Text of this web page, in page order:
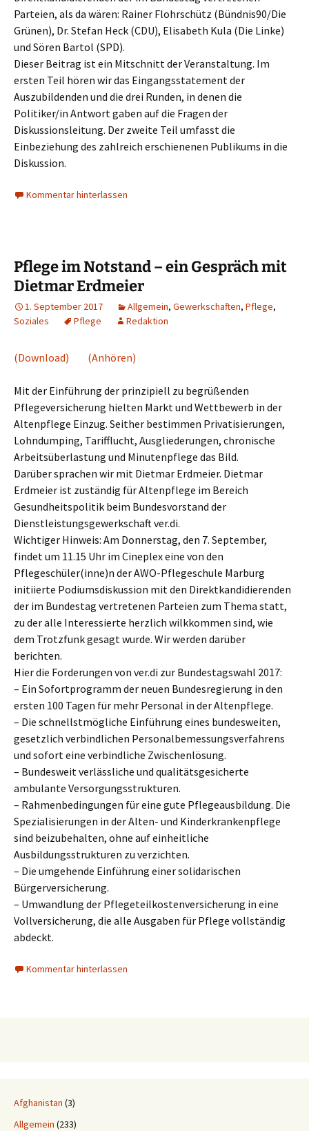
Parteien, als da wären: Rainer Flohrschütz (Bündnis90/Die
Grünen), Dr. Stefan Heck (CDU), Elisabeth Kula (Die Linke)
und Sören Bartol (SPD).
Dieser Beitrag ist ein Mitschnitt der Veranstaltung. Im
ersten Teil hören wir das Eingangsstatement der
Auszubildenden und die drei Runden, in denen die
Politiker/in Antwort gaben auf die Fragen der
Diskussionsleitung. Der zweite Teil umfasst die
Einbeziehung des zahlreich erschienenen Publikums in die
Diskussion.
Kommentar hinterlassen
Pflege im Notstand – ein Gespräch mit
Dietmar Erdmeier
1. September 2017 Allgemein, Gewerkschaften, Pflege,
Soziales
Pflege Redaktion
(Download) (Anhören)
Mit der Einführung der prinzipiell zu begrüßenden
Pflegeversicherung hielten Markt und Wettbewerb in der
Altenpflege Einzug. Seither bestimmen Privatisierungen,
Lohndumping, Tarifflucht, Ausgliederungen, chronische
Arbeitsüberlastung und Minutenpflege das Bild.
Darüber sprachen wir mit Dietmar Erdmeier. Dietmar
Erdmeier ist zuständig für Altenpflege im Bereich
Gesundheitspolitik beim Bundesvorstand der
Dienstleistungsgewerkschaft ver.di.
Wichtiger Hinweis: Am Donnerstag, den 7. September,
findet um 11.15 Uhr im Cineplex eine von den
Pflegeschüler(inne)n der AWO-Pflegeschule Marburg
initiierte Podiumsdiskussion mit den Direktkandidierenden
der im Bundestag vertretenen Parteien zum Thema statt,
zu der alle Interessierte herzlich wilkkommen sind, wie
dem Trotzfunk gesagt wurde. Wir werden darüber
berichten.
Hier die Forderungen von ver.di zur Bundestagswahl 2017:
– Ein Sofortprogramm der neuen Bundesregierung in den
ersten 100 Tagen für mehr Personal in der Altenpflege.
– Die schnellstmögliche Einführung eines bundesweiten,
gesetzlich verbindlichen Personalbemessungsverfahrens
und sofort eine verbindliche Zwischenlösung.
– Bundesweit verlässliche und qualitätsgesicherte
ambulante Versorgungsstrukturen.
– Rahmenbedingungen für eine gute Pflegeausbildung. Die
Spezialisierungen in der Alten- und Kinderkrankenpflege
sind beizubehalten, ohne auf einheitliche
Ausbildungsstrukturen zu verzichten.
– Die umgehende Einführung einer solidarischen
Bürgerversicherung.
– Umwandlung der Pflegeteilkostenversicherung in eine
Vollversicherung, die alle Ausgaben für Pflege vollständig
abdeckt.
Kommentar hinterlassen
Afghanistan (3)
Allgemein (233)